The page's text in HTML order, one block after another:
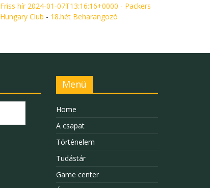
Friss hír 2024-01-07T13:16:16+0000 - Packers
Hungary Club - 18.hét Beharangozó
Menü
Home
A csapat
Történelem
Tudástár
Game center